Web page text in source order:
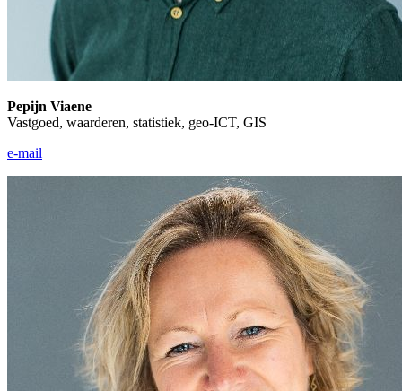
Pepijn Viaene
Vastgoed, waarderen, statistiek, geo-ICT, GIS
e-mail